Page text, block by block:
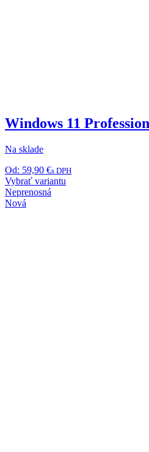
Windows 11
Na sklade
Od: 59,90 €s DPH
Vybrať variantu
Neprenosná
Nová